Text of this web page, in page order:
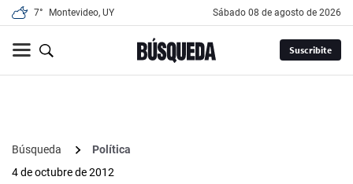
7° Montevideo, UY sábado 08 de agosto de 2026
Suscribite
Búsqueda
Política
4 de octubre de 2012